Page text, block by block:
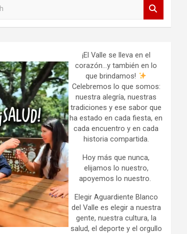
¡El Valle se lleva en el
corazón…y también en lo
que brindamos!
Celebremos lo que somos:
nuestra alegría, nuestras
tradiciones y ese sabor que
ha estado en cada fiesta, en
cada encuentro y en cada
historia compartida.
Hoy más que nunca,
elijamos lo nuestro,
apoyemos lo nuestro.
Elegir Aguardiente Blanco
del Valle es elegir a nuestra
gente, nuestra cultura, la
salud, el deporte y el orgullo